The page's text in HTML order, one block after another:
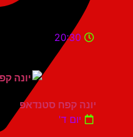
20:30
יונה קפח סטנדאפ
יום ד'